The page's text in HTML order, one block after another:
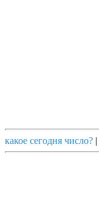
какое сегодня число? |